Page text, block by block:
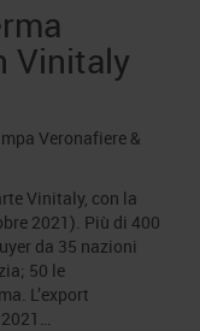
Vinitaly
Veronafiere &
Vinitaly, con la
2021). Più di 400
da 35 nazioni
50 le
L’export